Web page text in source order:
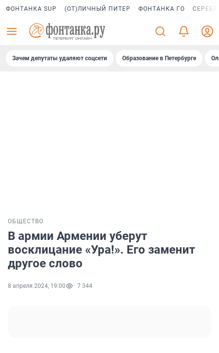
ФОНТАНКА SUP (ОТ)ЛИЧНЫЙ ПИТЕР ФОНТАНКА ГО
Зачем депутаты удаляют соцсети Образование в Петербурге
ОБЩЕСТВО
В армии Армении уберут
восклицание «Ура!». Его заменит
другое слово
8 апреля 2024, 19:00 7 344